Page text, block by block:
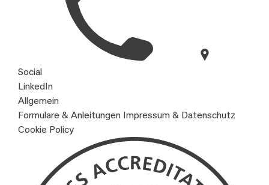
Social
LinkedIn
Allgemein
Formulare & Anleitungen Impressum & Datenschutz
Cookie Policy